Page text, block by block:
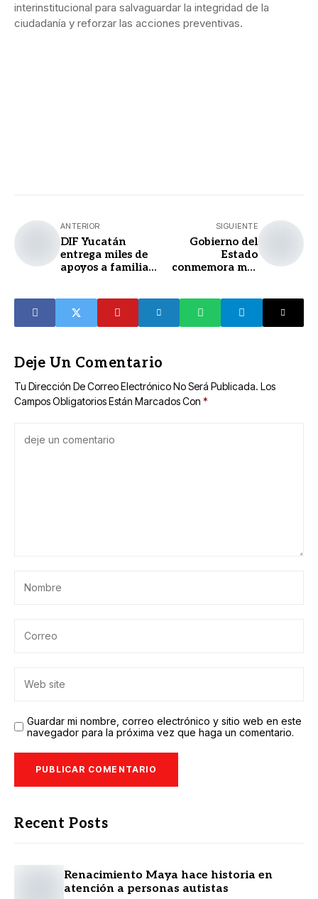
interinstitucional para salvaguardar la integridad de la
ciudadanía y reforzar las acciones preventivas.
ANTERIOR
DIF Yucatán
entrega miles de
apoyos a familias
SIGUIENTE
Gobierno del
Estado
conmemora mes
Mexicana
Deje Un Comentario
Tu Dirección De Correo Electrónico No Será Publicada. Los
Campos Obligatorios Están Marcados Con *
Guardar mi nombre, correo electrónico y sitio web en este
navegador para la próxima vez que haga un comentario.
Recent Posts
Renacimiento Maya hace historia en
atención a personas autistas